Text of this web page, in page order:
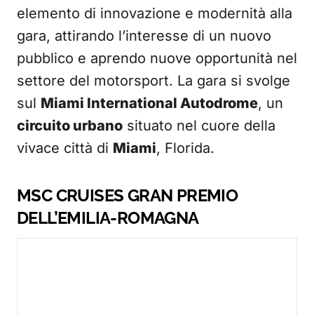
elemento di innovazione e modernità alla
gara, attirando l’interesse di un nuovo
pubblico e aprendo nuove opportunità nel
settore del motorsport. La gara si svolge
sul Miami International Autodrome, un
circuito urbano situato nel cuore della
vivace città di Miami, Florida.
MSC CRUISES GRAN PREMIO
DELL’EMILIA-ROMAGNA